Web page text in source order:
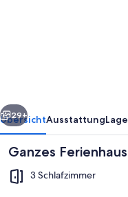
Weiter
29+
ÜbersichtAusstattungLage
Ganzes Ferienhaus
3 Schlafzimmer